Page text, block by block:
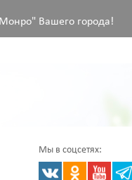
Вашего города!
Мы в соцсетях: